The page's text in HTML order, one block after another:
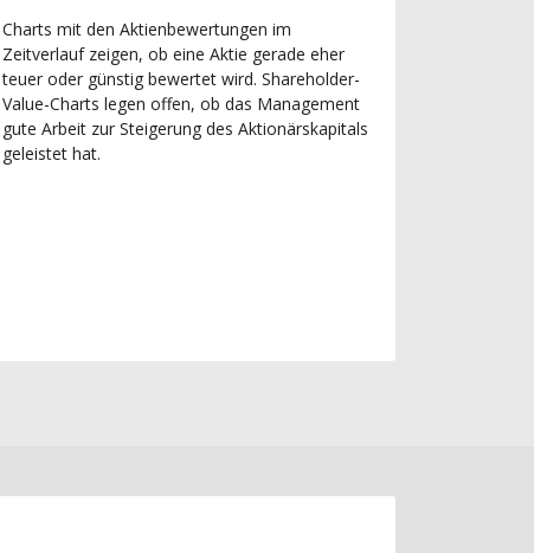
Charts mit den Aktienbewertungen im
Zeitverlauf zeigen, ob eine Aktie gerade eher
teuer oder günstig bewertet wird. Shareholder-
Value-Charts legen offen, ob das Management
gute Arbeit zur Steigerung des Aktionärskapitals
geleistet hat.